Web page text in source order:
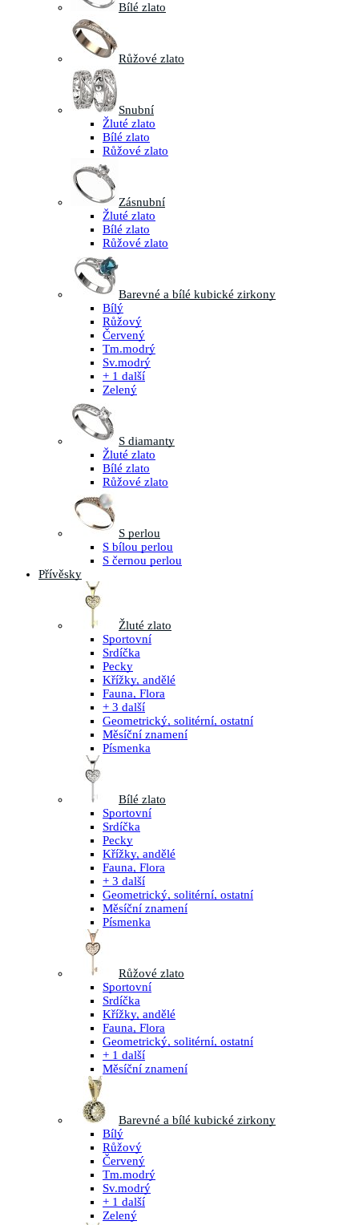
Bílé zlato
Růžové zlato
Snubní
Žluté zlato
Bílé zlato
Růžové zlato
Zásnubní
Žluté zlato
Bílé zlato
Růžové zlato
Barevné a bílé kubické zirkony
Bílý
Růžový
Červený
Tm.modrý
Sv.modrý
+ 1 další
Zelený
S diamanty
Žluté zlato
Bílé zlato
Růžové zlato
S perlou
S bílou perlou
S černou perlou
Přívěsky
Žluté zlato
Sportovní
Srdíčka
Pecky
Křížky, andělé
Fauna, Flora
+ 3 další
Geometrický, solitérní, ostatní
Měsíční znamení
Písmenka
Bílé zlato
Sportovní
Srdíčka
Pecky
Křížky, andělé
Fauna, Flora
+ 3 další
Geometrický, solitérní, ostatní
Měsíční znamení
Písmenka
Růžové zlato
Sportovní
Srdíčka
Křížky, andělé
Fauna, Flora
Geometrický, solitérní, ostatní
+ 1 další
Měsíční znamení
Barevné a bílé kubické zirkony
Bílý
Růžový
Červený
Tm.modrý
Sv.modrý
+ 1 další
Zelený